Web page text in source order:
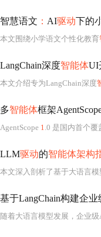
智慧语文 ： AI驱动下的
本文围绕小学语文个性化教育
LangChain深度智能体UI
本文介绍专为LangChain深度
多智能体框架
AgentScope 1.0 是国内首个覆
LLM驱动的智能体架构
本文深入剖析了基于大语言
基于LangChain构建企
随着大语言模型发展，企业